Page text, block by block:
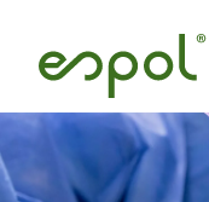
Skip to main content
Image